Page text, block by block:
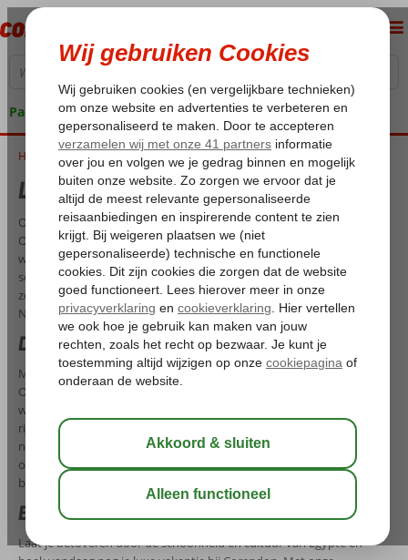
Pakketgarantie
Home Luxe vakantie Egypte
Luxe vakantie Egypte
Ontsnap naar de betoverende pracht van Egypte met Corendon!
Onze luxe vakanties naar Egypte brengen je naar een wereld van
weelderige resorts, adembenemende stranden en eeuwenoude
schatten. Laat je verwennen in stijl terwijl je geniet van de
zonovergoten kusten van de Rode Zee of de mystieke sfeer van de
Nijlvallei.
De mooiste luxe hotels en resorts
Met Corendon ben je verzekerd van een onvergetelijke ervaring.
Ontspan in weelderige kamers met uitzicht op de azuurblauwe
wateren, proef heerlijke lokale gerechten en maak kennis met de
rijke geschiedenis van dit fascinerende land. Of je nu op zoek bent
naar avontuurlijke duikexcursies in de onderwaterwereld of
ontspanning aan het zwembad, onze luxe vakanties naar Egypte
bieden voor elk wat wils.
Boek je luxe vakantie naar Egypte
Laat je betoveren door de schoonheid en cultuur van Egypte en